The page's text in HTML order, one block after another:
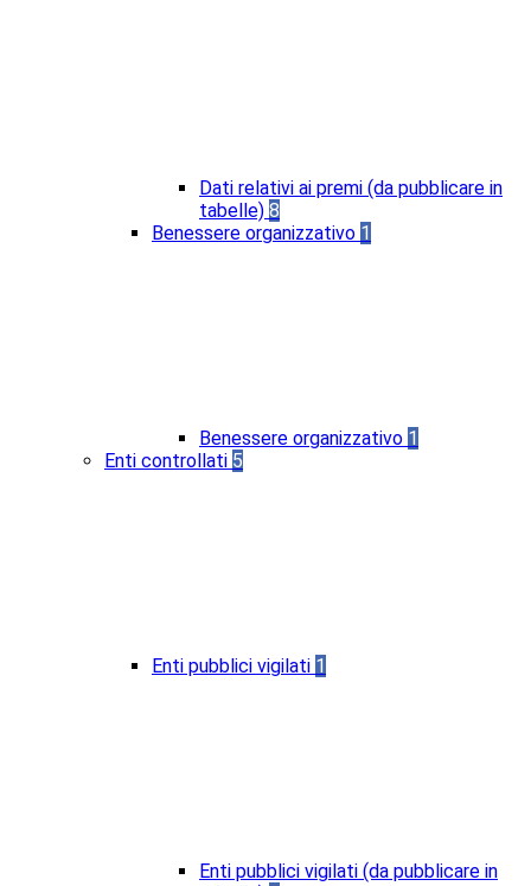
Dati relativi ai premi (da pubblicare in
tabelle) 8
Benessere organizzativo 1
Benessere organizzativo 1
Enti controllati 5
Enti pubblici vigilati 1
Enti pubblici vigilati (da pubblicare in